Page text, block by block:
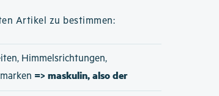
Artikel zu bestimmen:
Himmelsrichtungen,
=> maskulin, also der